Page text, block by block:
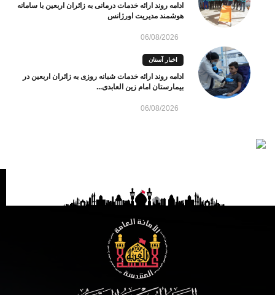
ادامه روند ارائه خدمات درمانی به زائران اربعین با سامانه
هوشمند مدیریت اورژانس
06/08/2026
اخبار آستان
ادامه روند ارائه خدمات شبانه روزی به زائران اربعین در
بیمارستان امام زین العابدی...
06/08/2026